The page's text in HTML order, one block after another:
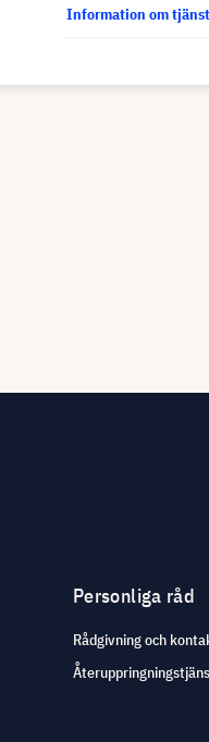
Information om
Personliga råd
Rådgivning och